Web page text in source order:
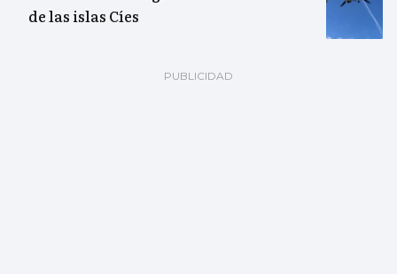
de las islas Cíes